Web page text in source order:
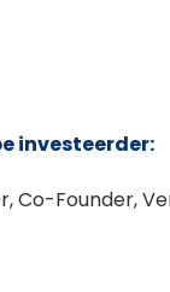
investeerder:
Co-Founder,